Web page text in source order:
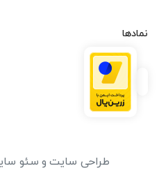
نمادها
طراحی سایت و سئو